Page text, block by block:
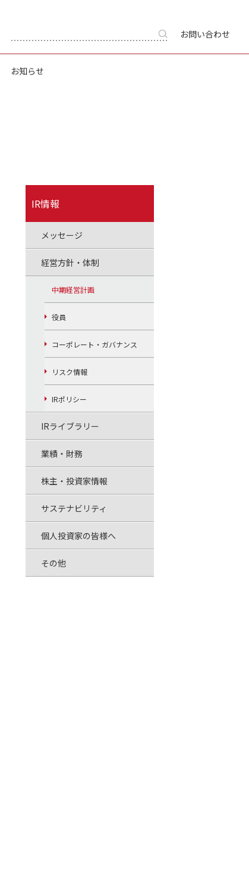
お問い合わせ
お知らせ
IR情報
メッセージ
経営方針・体制
中期経営計画
役員
コーポレート・ガバナンス
リスク情報
IRポリシー
IRライブラリー
業績・財務
株主・投資家情報
サステナビリティ
個人投資家の皆様へ
その他